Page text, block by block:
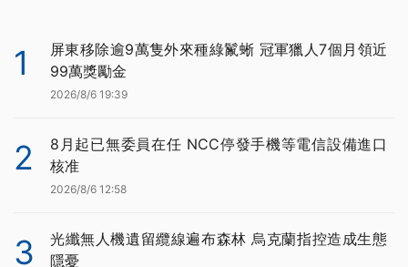
1
屏東移除逾9萬隻外來種綠鬣蜥 冠軍獵人7個月領近
99萬獎勵金
2026/8/6 19:39
2
8月起已無委員在任 NCC停發手機等電信設備進口
核准
2026/8/6 12:58
3
光纖無人機遺留纜線遍布森林 烏克蘭指控造成生態
隱憂